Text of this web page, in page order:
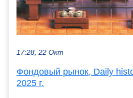
17:28, 22 Окт
Фондовый рынок, Daily
2025 г.